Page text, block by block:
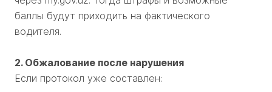
баллы будут приходить на фактического
водителя.
2. Обжалование после нарушения
Если протокол уже составлен: